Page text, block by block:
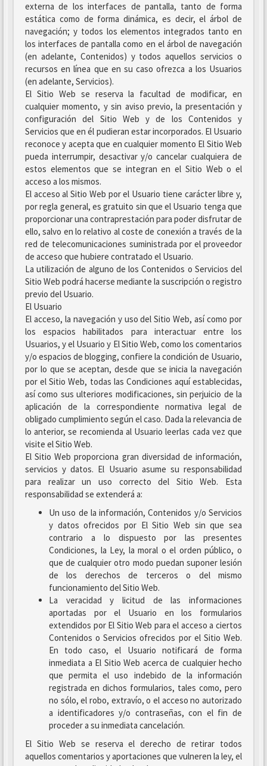
externa de los interfaces de pantalla, tanto de forma
estática como de forma dinámica, es decir, el árbol de
navegación; y todos los elementos integrados tanto en
los interfaces de pantalla como en el árbol de navegación
(en adelante, Contenidos) y todos aquellos servicios o
recursos en línea que en su caso ofrezca a los Usuarios
(en adelante, Servicios).
El Sitio Web se reserva la facultad de modificar, en
cualquier momento, y sin aviso previo, la presentación y
configuración del Sitio Web y de los Contenidos y
Servicios que en él pudieran estar incorporados. El Usuario
reconoce y acepta que en cualquier momento El Sitio Web
pueda interrumpir, desactivar y/o cancelar cualquiera de
estos elementos que se integran en el Sitio Web o el
acceso a los mismos.
El acceso al Sitio Web por el Usuario tiene carácter libre y,
por regla general, es gratuito sin que el Usuario tenga que
proporcionar una contraprestación para poder disfrutar de
ello, salvo en lo relativo al coste de conexión a través de la
red de telecomunicaciones suministrada por el proveedor
de acceso que hubiere contratado el Usuario.
La utilización de alguno de los Contenidos o Servicios del
Sitio Web podrá hacerse mediante la suscripción o registro
previo del Usuario.
El Usuario
El acceso, la navegación y uso del Sitio Web, así como por
los espacios habilitados para interactuar entre los
Usuarios, y el Usuario y El Sitio Web, como los comentarios
y/o espacios de blogging, confiere la condición de Usuario,
por lo que se aceptan, desde que se inicia la navegación
por el Sitio Web, todas las Condiciones aquí establecidas,
así como sus ulteriores modificaciones, sin perjuicio de la
aplicación de la correspondiente normativa legal de
obligado cumplimiento según el caso. Dada la relevancia de
lo anterior, se recomienda al Usuario leerlas cada vez que
visite el Sitio Web.
El Sitio Web proporciona gran diversidad de información,
servicios y datos. El Usuario asume su responsabilidad
para realizar un uso correcto del Sitio Web. Esta
responsabilidad se extenderá a:
Un uso de la información, Contenidos y/o Servicios
y datos ofrecidos por El Sitio Web sin que sea
contrario a lo dispuesto por las presentes
Condiciones, la Ley, la moral o el orden público, o
que de cualquier otro modo puedan suponer lesión
de los derechos de terceros o del mismo
funcionamiento del Sitio Web.
La veracidad y licitud de las informaciones
aportadas por el Usuario en los formularios
extendidos por El Sitio Web para el acceso a ciertos
Contenidos o Servicios ofrecidos por el Sitio Web.
En todo caso, el Usuario notificará de forma
inmediata a El Sitio Web acerca de cualquier hecho
que permita el uso indebido de la información
registrada en dichos formularios, tales como, pero
no sólo, el robo, extravío, o el acceso no autorizado
a identificadores y/o contraseñas, con el fin de
proceder a su inmediata cancelación.
El Sitio Web se reserva el derecho de retirar todos
aquellos comentarios y aportaciones que vulneren la ley, el